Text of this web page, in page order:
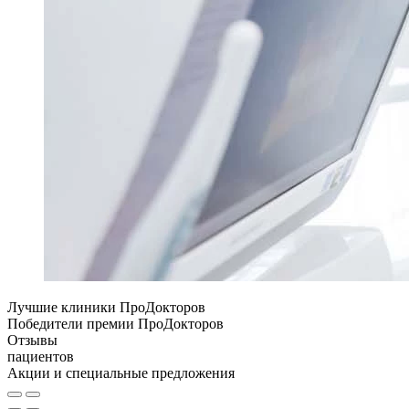
Лучшие клиники ПроДокторов
Победители премии ПроДокторов
Отзывы
пациентов
Акции и специальные предложения